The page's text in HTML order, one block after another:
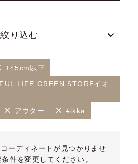
絞り込む
145cm以下
LIFE GREEN STOREイオ
アウター #ikka
ーディネートが見つかりませ
件を変更してください。